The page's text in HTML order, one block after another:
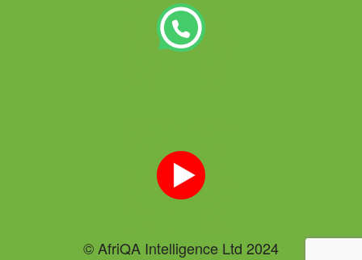
© AfriQA Intelligence Ltd 2024